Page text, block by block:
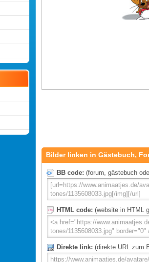
Bilder linken in Gästebuch,
BB code: (forum, gästebuch
HTML code: (website in HTML
Direkte link: (direkte URL zum